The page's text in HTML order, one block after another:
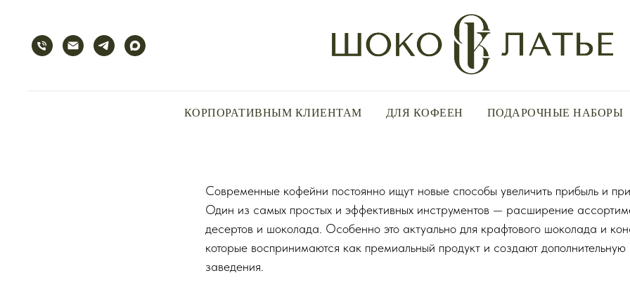
КОРПОРАТИВНЫМ КЛИЕНТАМ ДЛЯ КОФЕЕН ПОДАРОЧНЫЕ НАБОРЫ
Современные кофейни постоянно ищут новые способы увеличить прибыль и
Один из самых простых и эффективных инструментов — расширение
десертов и шоколада. Особенно это актуально для крафтового шоколада и
которые воспринимаются как премиальный продукт и создают дополнительную
заведения.